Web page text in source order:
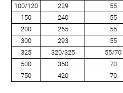
100/120
229 55
150
240 55
200
265 55
300
293 55
325
320/325 55/70
500
350 70
750
420 70